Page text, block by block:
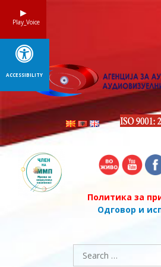
Политика за
Одговор и
Search
for:
Play_Voice
ACCESSIBILITY